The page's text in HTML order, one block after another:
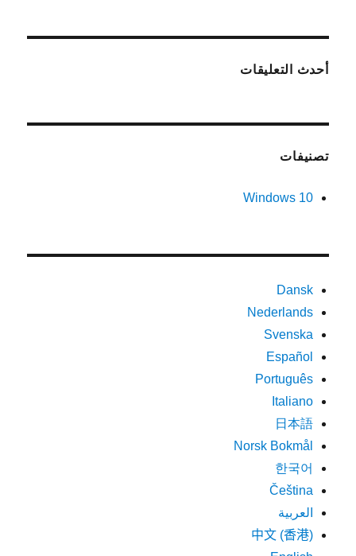
أحدث التعليقات
تصنيفات
Windows 10
Dansk
Nederlands
Svenska
Español
Português
Italiano
日本語
Norsk Bokmål
한국어
Čeština
العربية
中文 (香港)